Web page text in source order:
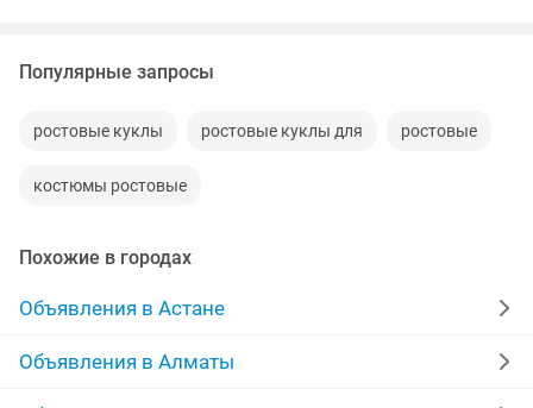
Популярные запросы
ростовые куклы ростовые куклы для ростовые
костюмы ростовые
Похожие в городах
Объявления в Астане
Объявления в Алматы